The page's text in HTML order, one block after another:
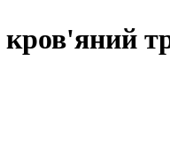
кров'яний